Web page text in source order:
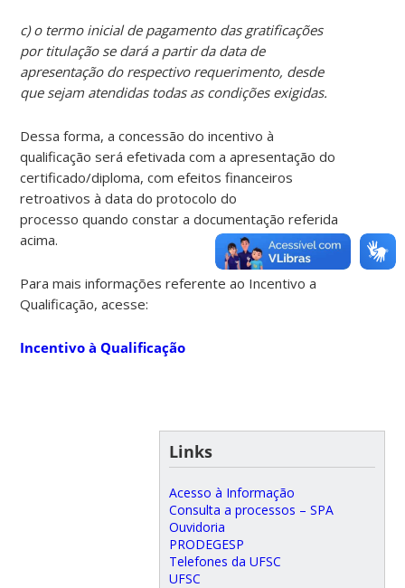
c) o termo inicial de pagamento das gratificações
por titulação se dará a partir da data de
apresentação do respectivo requerimento, desde
que sejam atendidas todas as condições exigidas.
Dessa forma, a concessão do incentivo à
qualificação será efetivada com a apresentação do
certificado/diploma, com efeitos financeiros
retroativos à data do protocolo do
processo quando constar a documentação referida
acima.
Para mais informações referente ao Incentivo a
Qualificação, acesse:
Incentivo à Qualificação
Links
Acesso à Informação
Consulta a processos – SPA
Ouvidoria
PRODEGESP
Telefones da UFSC
UFSC